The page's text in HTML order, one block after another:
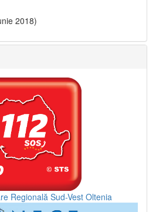
2018)
Regională Sud-Vest Oltenia